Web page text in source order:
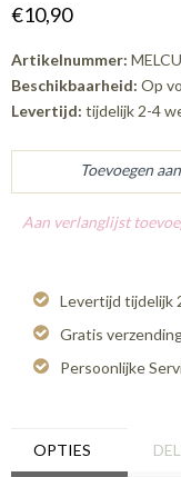
€10,90
Artikelnummer:
Beschikbaarheid: Op
Levertijd: tijdelijk 2-4
Aan verlanglijst
Levertijd tijdelijk
Gratis
Persoonlijke
OPTIES